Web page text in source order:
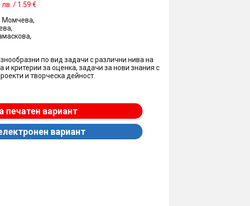
/ 1.59 €
Момчева,
по вид задачи с различни нива на
и критерии за оценка, задачи за нови знания с
и творческа дейност.
печатен вариант
вариант